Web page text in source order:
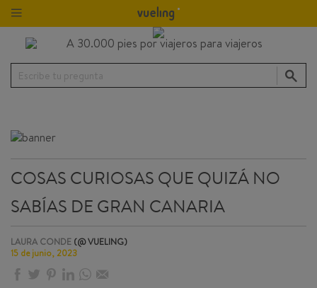
Escribe tu pregunta
COSAS CURIOSAS QUE QUIZÁ NO
SABÍAS DE GRAN CANARIA
LAURA CONDE (@ VUELING)
15 de junio, 2023